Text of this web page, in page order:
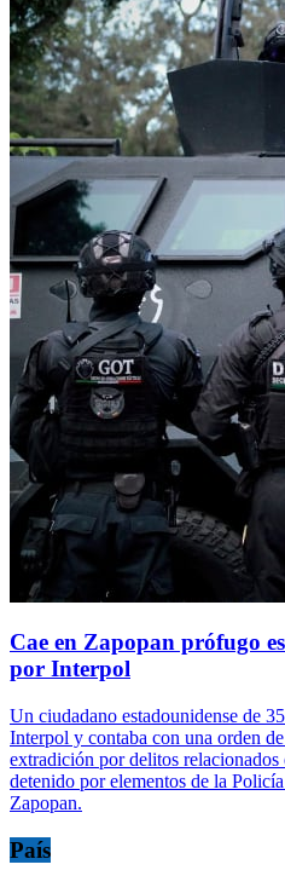
Cae en Zapopan prófugo
por Interpol
Un ciudadano estadounidense de
Interpol y contaba con una orden
extradición por delitos relacionados
detenido por elementos de la
Zapopan.
País